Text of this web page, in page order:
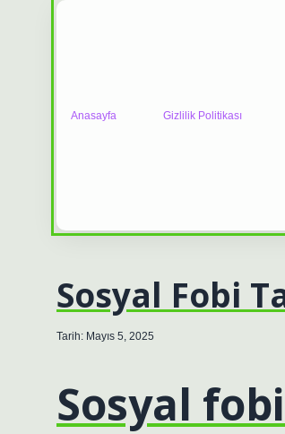
Anasayfa Gizlilik Politikası
Sosyal Fobi
Tarih: Mayıs 5, 2025
Sosyal